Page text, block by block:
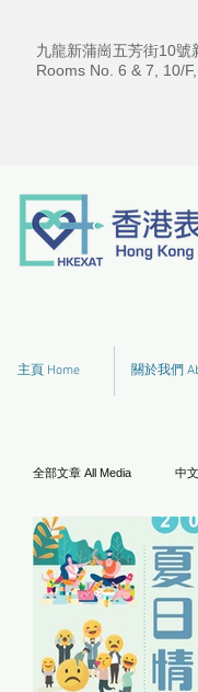
九龍新蒲崗五芳街10
Rooms No. 6 & 7, 10/
主頁 Home 關於我們
全部文章 All Media 中
表達藝術治療師日誌
「當下即藝術」身心